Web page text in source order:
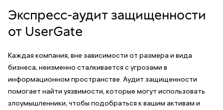
Экспресс-аудит защищенности
от UserGate
Каждая компания, вне зависимости от размера и вида
бизнеса, неизменно сталкивается с угрозами в
информационном пространстве. Аудит защищенности
помогает найти уязвимости, которые могут использовать
злоумышленники, чтобы подобраться к вашим активам и